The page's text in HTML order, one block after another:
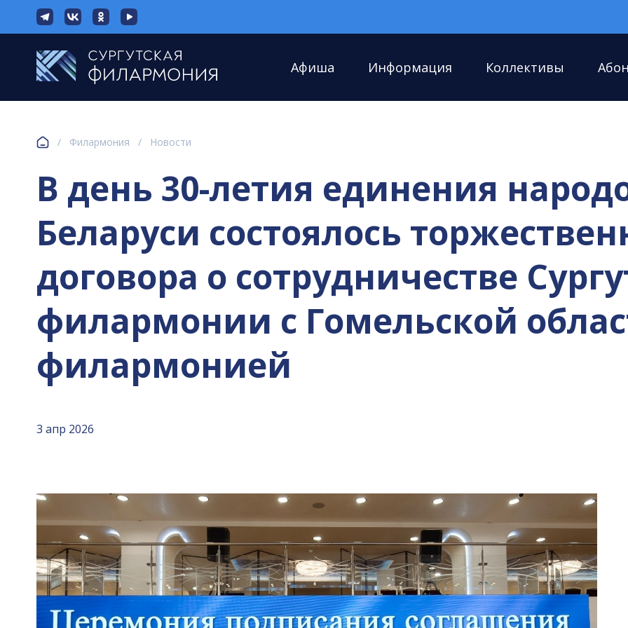
Афиша Информация Коллективы
/ Филармония / Новости
В день 30-летия единения
Беларуси состоялось
договора о сотрудничестве
филармонии с Гомельской
филармонией
3 апр 2026